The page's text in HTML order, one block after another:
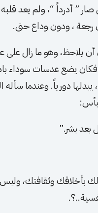
” أدرداً “، ولم يعد
رجعة ، ودون وداع حتى.
يلاحظ، وهو ما زال على
فكان يضع عدسات سوداء
يبدلها دورياً. وعندما
بعد بشر.”
بأخلاقك وثقافتك،